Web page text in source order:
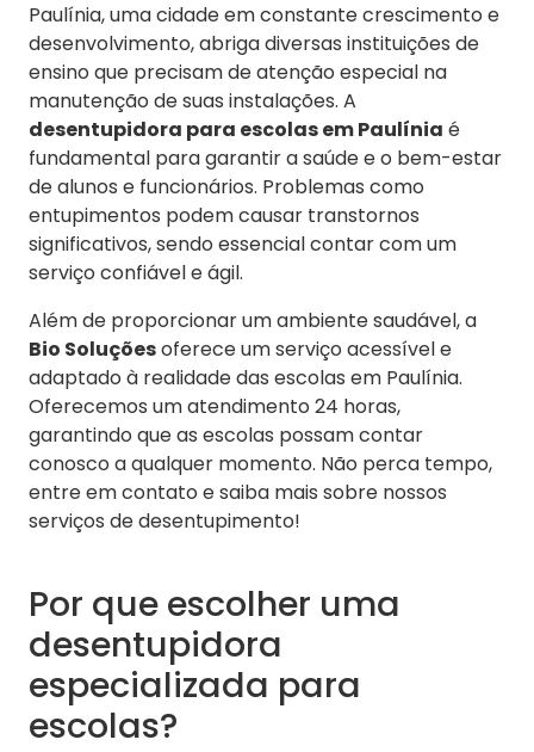
Paulínia, uma cidade em constante crescimento e
desenvolvimento, abriga diversas instituições de
ensino que precisam de atenção especial na
manutenção de suas instalações. A
desentupidora para escolas em Paulínia é
fundamental para garantir a saúde e o bem-estar
de alunos e funcionários. Problemas como
entupimentos podem causar transtornos
significativos, sendo essencial contar com um
serviço confiável e ágil.
Além de proporcionar um ambiente saudável, a
Bio Soluçõesoferece um serviço acessível e
adaptado à realidade das escolas em Paulínia.
Oferecemos um atendimento 24 horas,
garantindo que as escolas possam contar
conosco a qualquer momento. Não perca tempo,
entre em contato e saiba mais sobre nossos
serviços de desentupimento!
Por que escolher uma
desentupidora
especializada para
escolas?